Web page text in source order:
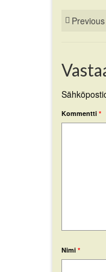
Kommentti *
Nimi *